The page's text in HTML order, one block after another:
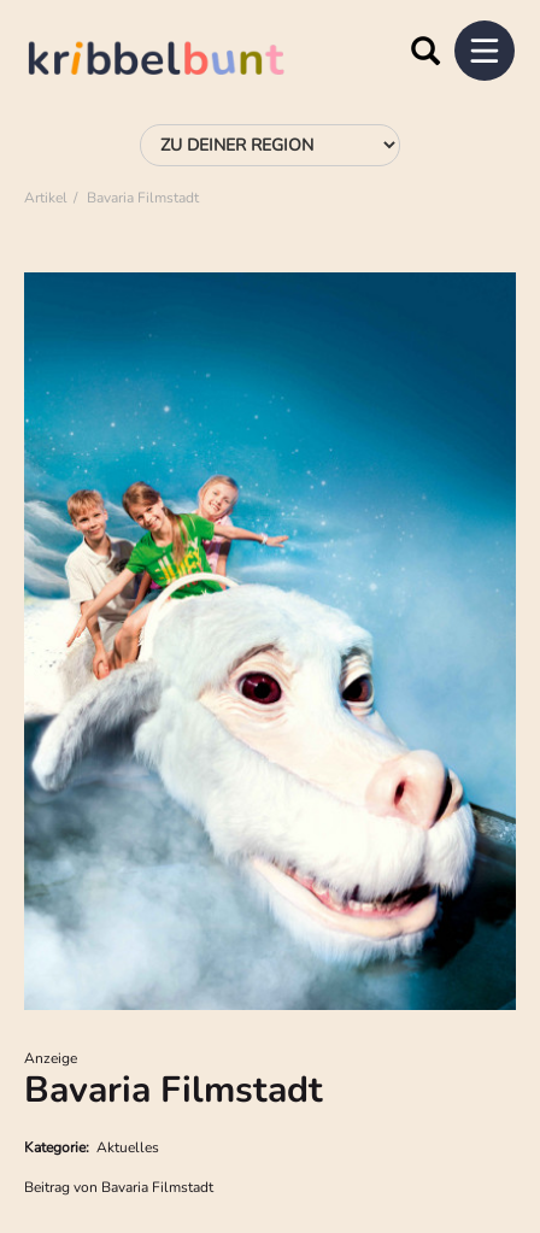
Artikel Bavaria Filmstadt
Anzeige
Bavaria Filmstadt
Kategorie: Aktuelles
Beitrag von Bavaria Filmstadt